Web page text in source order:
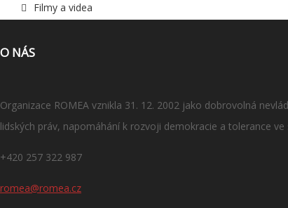
Filmy a videa
O NÁS
Organizace ROMEA vznikla 31. 12. 2002 jako dobrovolná
lidských práv, napomáhání k rozvoji demokracie a tolerance ve
+420 257 322 987
romea@romea.cz